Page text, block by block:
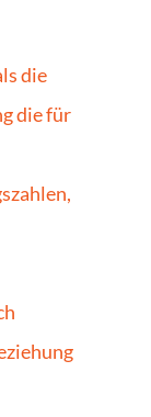
die
die für